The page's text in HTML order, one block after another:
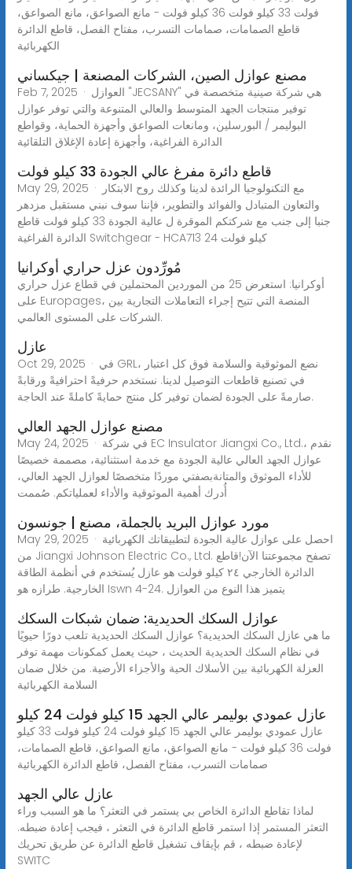
فولت 33 كيلو فولت 36 كيلو فولت - مانع الصواعق، مانع الصواعق،
قاطع الصمامات، صمامات التسرب، مفتاح الفصل، قاطع الدائرة
الكهربائية
مصنع عوازل الصين، الشركات المصنعة | جيكساني
Feb 7, 2025 · العوازل "JECSANY" هي شركة صينية متخصصة في
توفير منتجات الجهد المتوسط والعالي المتنوعة والتي توفر عوازل
البوليمر / البورسلين، ومانعات الصواعق وأجهزة الحماية، وقواطع
الدائرة الفراغية، وأجهزة إعادة الإغلاق التلقائية
قاطع دائرة مفرغ عالي الجودة 33 كيلو فولت
May 29, 2025 · مع التكنولوجيا الرائدة لدينا وكذلك روح الابتكار
والتعاون المتبادل والفوائد والتطوير، فإننا سوف نبني مستقبل مزدهر
جنبا إلى جنب مع شركتكم الموقرة ل عالية الجودة 33 كيلو فولت قاطع
الدائرة الفراغية Switchgear - HCA713 24 كيلو فولت
مُورِّدون عزل حراري أوكرانيا
أوكرانيا: استعرض 25 من الموردين المحتملين في قطاع عزل حراري
على Europages، المنصة التي تتيح إجراء التعاملات التجارية بين
الشركات على المستوى العالمي.
عازل
Oct 29, 2025 · في GRL، نضع الموثوقية والسلامة فوق كل اعتبار
في تصنيع قاطعات التوصيل لدينا. نستخدم حرفيةً احترافيةً ورقابةً
صارمةً على الجودة لضمان توفير كل منتج حمايةً كاملةً عند الحاجة.
مصنع عوازل الجهد العالي
May 24, 2025 · في شركة EC Insulator Jiangxi Co., Ltd.، نقدم
عوازل الجهد العالي عالية الجودة مع خدمة استثنائية، مصممة خصيصًا
للأداء الموثوق والمتانةبصفتي موردًا متخصصًا لعوازل الجهد العالي،
أُدرك أهمية الموثوقية والأداء لعملياتكم. صُممت
مورد عوازل البريد بالجملة، مصنع | جونسون
May 29, 2025 · احصل على عوازل عالية الجودة لتطبيقاتك الكهربائية
من Jiangxi Johnson Electric Co., Ltd. تصفح مجموعتنا الآن!قاطع
الدائرة الخارجي ٢٤ كيلو فولت هو عازل يُستخدم في أنظمة الطاقة
الخارجية. طرازه هو Iswn 4-24. يتميز هذا النوع من العوازل
عوازل السكك الحديدية: ضمان شبكات السكك
ما هي عازل السكك الحديدية؟ عوازل السكك الحديدية تلعب دورًا حيويًا
في نظام السكك الحديدية الحديث ، حيث يعمل كمكونات مهمة توفر
العزلة الكهربائية بين الأسلاك الحية والأجزاء الأرضية. من خلال ضمان
السلامة الكهربائية
عازل عمودي بوليمر عالي الجهد 15 كيلو فولت 24 كيلو
عازل عمودي بوليمر عالي الجهد 15 كيلو فولت 24 كيلو فولت 33 كيلو
فولت 36 كيلو فولت - مانع الصواعق، مانع الصواعق، قاطع الصمامات،
صمامات التسرب، مفتاح الفصل، قاطع الدائرة الكهربائية
عازل عالي الجهد
لماذا تقاطع الدائرة الخاص بي يستمر في التعثر؟ ما هو السبب وراء
التعثر المستمر إذا استمر قاطع الدائرة في التعثر ، فيجب إعادة ضبطه.
لإعادة ضبطه ، قم بإيقاف تشغيل قاطع الدائرة عن طريق تحريك
SWITC